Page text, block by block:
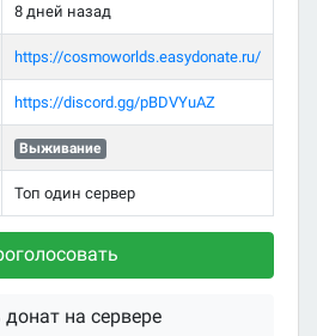
8 дней назад
https://cosmoworlds.easydonate.ru/
https://discord.gg/pBDVYuAZ
Выживание
Топ один сервер
донат на сервере